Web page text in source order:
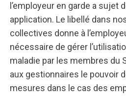
l’employeur en garde a sujet
application. Le libellé dans
collectives donne à
nécessaire de gérer
maladie par les membres du
aux gestionnaires le pouvoir
mesures dans le cas des